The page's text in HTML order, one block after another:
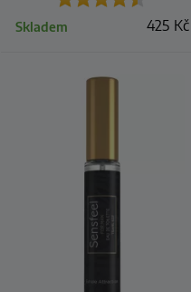
425 Kč
Skladem